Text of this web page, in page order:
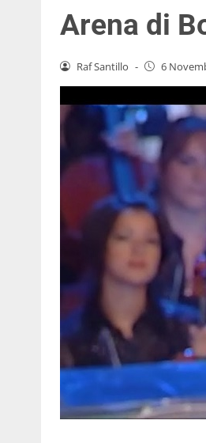
Arena di
Raf Santillo - 6